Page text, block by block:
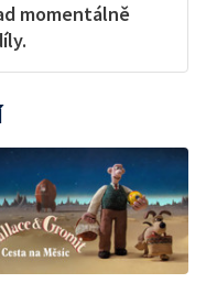
momentálně